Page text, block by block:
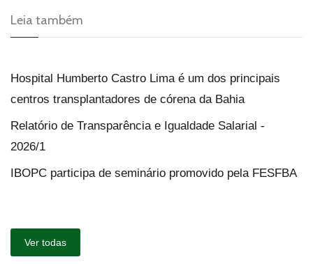
Leia também
Hospital Humberto Castro Lima é um dos principais
centros transplantadores de córena da Bahia
Relatório de Transparência e Igualdade Salarial -
2026/1
IBOPC participa de seminário promovido pela FESFBA
Ver todas